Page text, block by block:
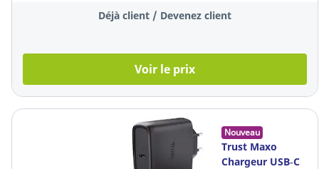
Déjà client / Devenez client
Voir le prix
Nouveau
Trust Maxo
Chargeur USB‑C